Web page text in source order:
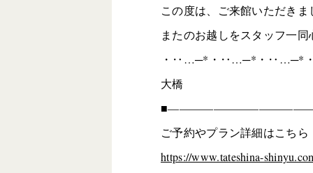
この度は、ご来館いただきま
またのお越しをスタッフ一同
・‥…─*・‥…─*・‥…─*
大橋
ご予約やプラン詳細はこちら
https://www.tateshina-